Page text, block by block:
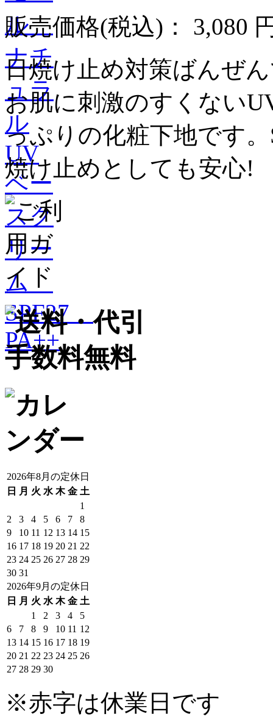
販売価格(税込)： 3,080
日焼け止め対策ばんぜ
お肌に刺激のすくない
っぷりの化粧下地で
焼け止めとしても安心!
2026年8月の定休日
日
月 火 水 木 金 土
1
2
3 4 5 6 7
8
9
10 11 12 13 14 15
16 17 18 19 20 21 22
23 24 25 26 27 28 29
30 31
2026年9月の定休日
日
月 火 水 木 金 土
1
2 3 4
5
6
7 8 9 10 11 12
13 14 15 16 17 18 19
20 21 22 23 24 25 26
27 28 29 30
※赤字は休業日です